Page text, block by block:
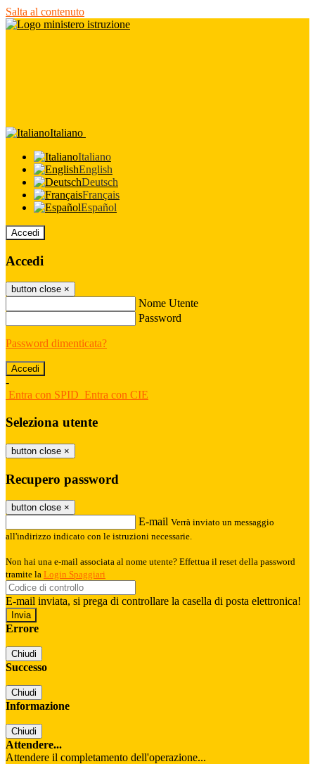
Salta al contenuto
Italiano
Italiano
English
Deutsch
Français
Español
Accedi
Accedi
button close ×
Nome Utente
Password
Password dimenticata?
-
Entra con SPID Entra con CIE
Seleziona utente
button close ×
Recupero password
button close ×
E-mail Verrà inviato un messaggio
all'indirizzo indicato con le istruzioni necessarie.
Non hai una e-mail associata al nome utente? Effettua il reset della password
tramite la Login Spaggiari
E-mail inviata, si prega di controllare la casella di posta elettronica!
Errore
Chiudi
Successo
Chiudi
Informazione
Chiudi
Attendere...
Attendere il completamento dell'operazione...